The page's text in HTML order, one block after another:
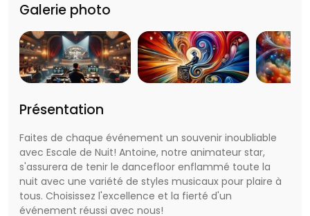
Galerie photo
Présentation
Faites de chaque événement un souvenir inoubliable
avec Escale de Nuit! Antoine, notre animateur star,
s'assurera de tenir le dancefloor enflammé toute la
nuit avec une variété de styles musicaux pour plaire à
tous. Choisissez l'excellence et la fierté d'un
événement réussi avec nous!